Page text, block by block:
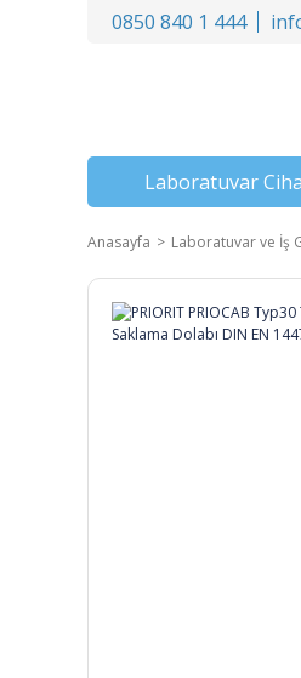
0850 840 1 444
Laboratuvar
Anasayfa Laboratuvar ve İş